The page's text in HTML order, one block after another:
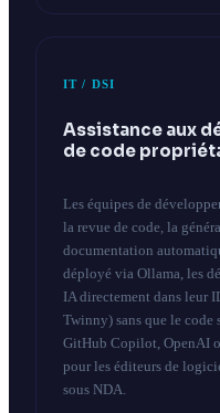
IT / DSI
Assistance aux
de code
Les équipes de
la revue de code, la
documentation
déployé via Ollama, les
IA directement dans leur
Twinny) sans que le code
GitHub Copilot, OpenAI
pour les éditeurs de
sous NDA.